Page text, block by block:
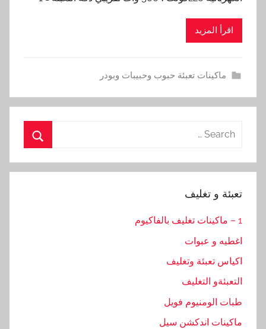
اقرأ المزيد
ماكينات تعبئة حبوب وحبيبات وبودر
Search
تعبئة و تغليف
1 – ماكينات تغليف بالفاكيوم
اغطيه و عبوات
اكياس تعبئة وتغليف
التعبئةو التغليف
طبات الومنيوم فويل
ماكينات اندكشن سيل